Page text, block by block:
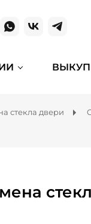
стекла двери